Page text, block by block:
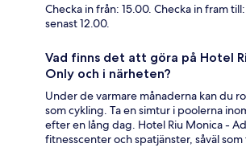
Checka in från: 15.00. Checka in fram
senast 12.00.
Vad finns det att göra på Hotel
Only och i närheten?
Under de varmare månaderna kan du
som cykling. Ta en simtur i poolerna
efter en lång dag. Hotel Riu Monica -
fitnesscenter och spatjänster, såväl